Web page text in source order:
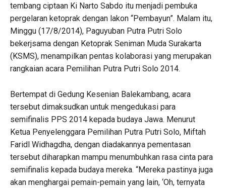
tembang ciptaan Ki Narto Sabdo itu menjadi pembuka
pergelaran ketoprak dengan lakon “Pembayun”. Malam itu,
Minggu (17/8/2014), Paguyuban Putra Putri Solo
bekerjsama dengan Ketoprak Seniman Muda Surakarta
(KSMS), menampilkan pentas kolaborasi yang merupakan
rangkaian acara Pemilihan Putra Putri Solo 2014.
Bertempat di Gedung Kesenian Balekambang, acara
tersebut dimaksudkan untuk mengedukasi para
semifinalis PPS 2014 kepada budaya Jawa. Menurut
Ketua Penyelenggara Pemilihan Putra Putri Solo, Miftah
Faridl Widhagdha, dengan diadakannya pementasan
tersebut diharapkan mampu menumbuhkan rasa cinta para
semifinalis kepada budaya mereka. “Mereka pastinya juga
akan menghargai pemain-pemain yang lain, ‘Oh, ternyata